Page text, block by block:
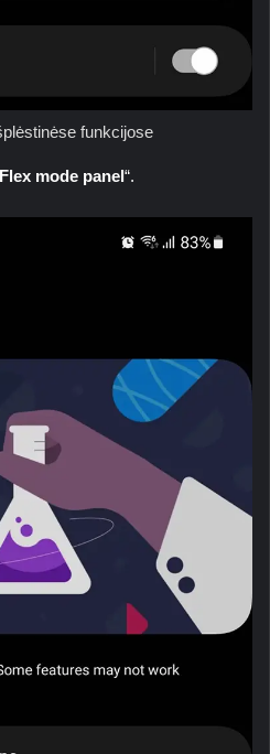
funkcijose
Flex mode panel“.